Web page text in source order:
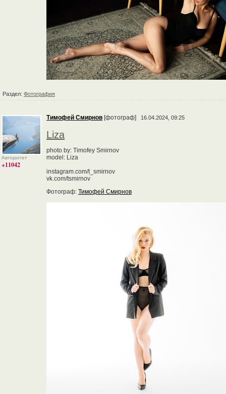
Раздел: Фотография
Авторитет
+11042
Тимофей Смирнов [фотограф] 16.04.2024, 09:25
Liza
photo by: Timofey Smirnov
model: Liza
instagram.com/t_smirnov
vk.com/tsmirnov
Фотограф: Тимофей Смирнов